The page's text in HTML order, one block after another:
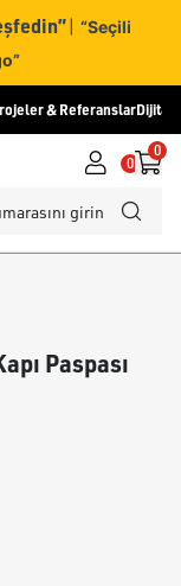
| “Seçili
& ReferanslarDijital
0
0
Paspası